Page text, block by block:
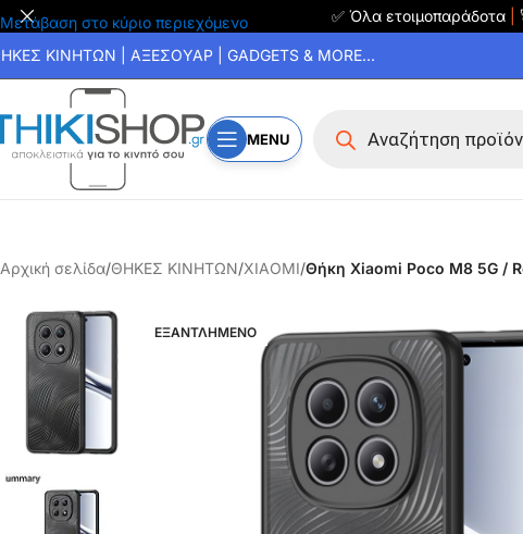
Μετάβαση στο κύριο περιεχόμενο ✅ Όλα ετοιμοπαράδοτα
ΚΙΝΗΤΩΝ | ΑΞΕΣΟΥΑΡ | GADGETS & MORE...
MENU
Αρχική σελίδα/ΘΗΚΕΣ ΚΙΝΗΤΩΝ/XIAOMI/Θήκη Xiaomi Poco M8 5G /
ΕΞΑΝΤΛΗΜΕΝΟ